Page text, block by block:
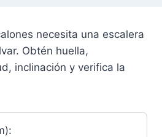
necesita una escalera
Obtén huella,
inclinación y verifica la